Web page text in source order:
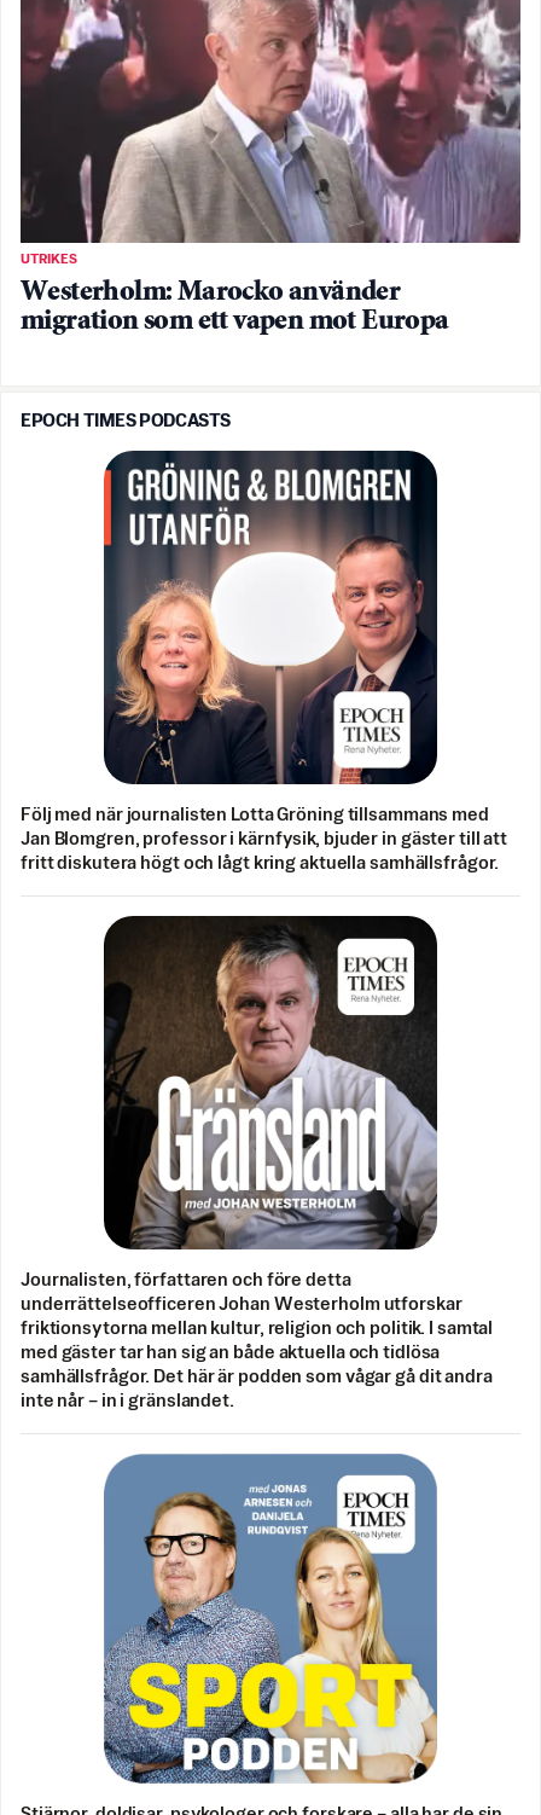
UTRIKES
Westerholm: Marocko använder
migration som ett vapen mot Europa
EPOCH TIMES PODCASTS
Följ med när journalisten Lotta Gröning tillsammans med
Jan Blomgren, professor i kärnfysik, bjuder in gäster till att
fritt diskutera högt och lågt kring aktuella samhällsfrågor.
Journalisten, författaren och före detta
underrättelseofficeren Johan Westerholm utforskar
friktionsytorna mellan kultur, religion och politik. I samtal
med gäster tar han sig an både aktuella och tidlösa
samhällsfrågor. Det här är podden som vågar gå dit andra
inte når – in i gränslandet.